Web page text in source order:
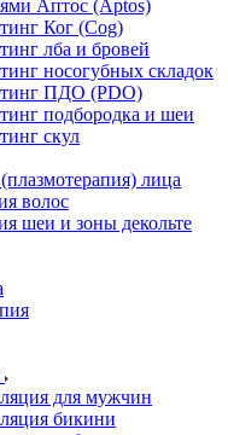
Аптос (Aptos)
Ког (Cog)
лба и бровей
носогубных складок
ПДО (PDO)
подбородка и шеи
скул
лица
волос
шеи и зоны декольте
для мужчин
бикини